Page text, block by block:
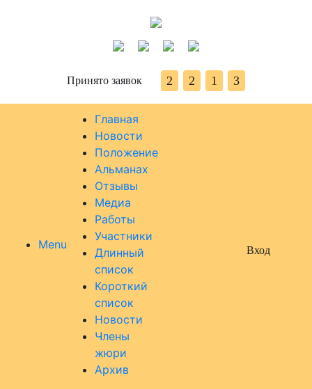
Принято заявок 2 2 1 3
Menu
Главная
Новости
Положение
Альманах
Отзывы
Медиа
Работы
Участники
Длинный
список
Короткий
список
Новости
Члены
жюри
Архив
Вход